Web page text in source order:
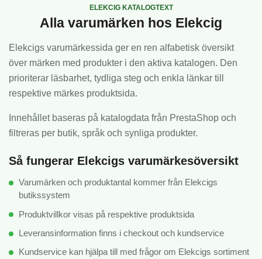
ELEKCIG KATALOGTEXT
Alla varumärken hos Elekcig
Elekcigs varumärkessida ger en ren alfabetisk översikt
över märken med produkter i den aktiva katalogen. Den
prioriterar läsbarhet, tydliga steg och enkla länkar till
respektive märkes produktsida.
Innehållet baseras på katalogdata från PrestaShop och
filtreras per butik, språk och synliga produkter.
Så fungerar Elekcigs varumärkesöversikt
Varumärken och produktantal kommer från Elekcigs
butikssystem
Produktvillkor visas på respektive produktsida
Leveransinformation finns i checkout och kundservice
Kundservice kan hjälpa till med frågor om Elekcigs sortiment